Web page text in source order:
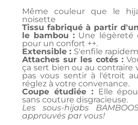
Même couleur que le
noisette
Tissu fabriqué à partir
le bambou : Une légèreté
pour un confort ++.
Extensible : S'enfile
Attaches sur les cotés :
ça sert bien ou au contraire
pas vous sentir à l'étroit
réglez à votre convenance.
Coupe étudiée :
Elle
sans couture disgracieuse.
Les sous-hijabs
approuvés par vous!